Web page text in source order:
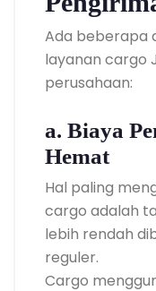
Ada beberapa
layanan cargo
perusahaan:
a. Biaya
Hemat
Hal paling
cargo adalah
lebih rendah
reguler.
Cargo